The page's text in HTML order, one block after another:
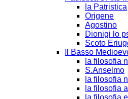
la Patristica
Origene
Agostino
Dionigi lo
Scoto
Il Basso
la filosofia
S.Anselmo
la filosofia
la filosofia
la filosofia